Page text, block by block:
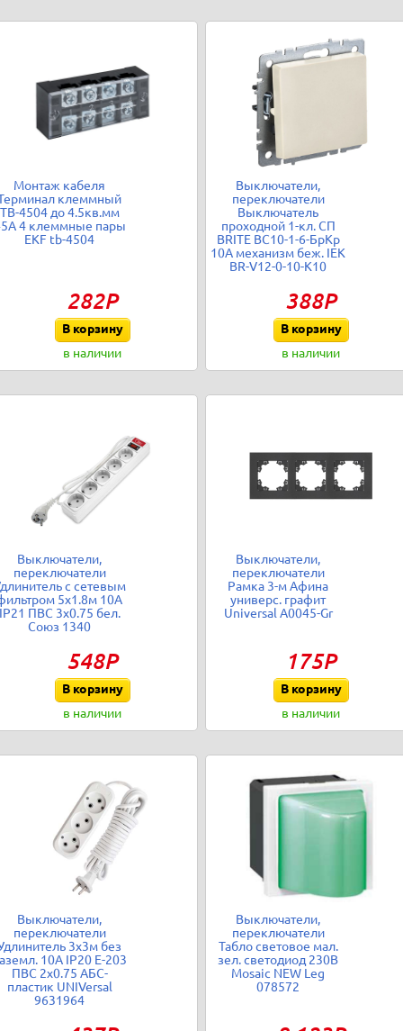
Монтаж кабеля
клеммный
TB-4504 до 4.5кв.мм
4 клеммные пары
EKF tb-4504
282Р
В корзину
в наличии
Выключатели,
переключатели
Выключатель
проходной 1-кл. СП
BRITE ВС10-1-6-БрКр
10А механизм беж. IEK
BR-V12-0-10-K10
388Р
В корзину
в наличии
Выключатели,
переключатели
с сетевым
5х1.8м 10А
ПВС 3х0.75 бел.
Союз 1340
548Р
В корзину
в наличии
Выключатели,
переключатели
Рамка 3-м Афина
универс. графит
Universal A0045-Gr
175Р
В корзину
в наличии
Выключатели,
переключатели
3х3м без
10А IP20 Е-203
ПВС 2х0.75 АБС-
пластик UNIVersal
9631964
Выключатели,
переключатели
Табло световое мал.
зел. светодиод 230В
Mosaic NEW Leg
078572